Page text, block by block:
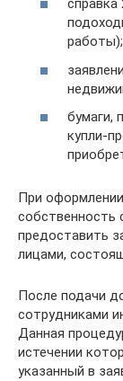
работы);
бумаги,
купли-
При
собственность
предоставить
лицами,
После подачи
сотрудниками
Данная
истечении
указанный в